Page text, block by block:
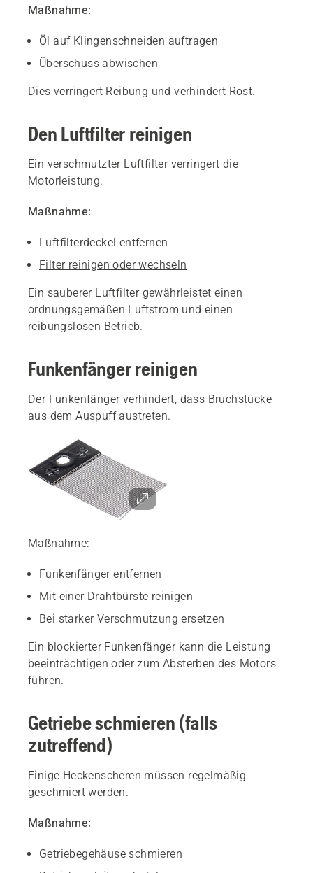
Maßnahme:
Öl auf Klingenschneiden auftragen
Überschuss abwischen
Dies verringert Reibung und verhindert Rost.
Den Luftfilter reinigen
Ein verschmutzter Luftfilter verringert die
Motorleistung.
Maßnahme:
Luftfilterdeckel entfernen
Filter reinigen oder wechseln
Ein sauberer Luftfilter gewährleistet einen
ordnungsgemäßen Luftstrom und einen
reibungslosen Betrieb.
Funkenfänger reinigen
Der Funkenfänger verhindert, dass Bruchstücke
aus dem Auspuff austreten.
Maßnahme:
Funkenfänger entfernen
Mit einer Drahtbürste reinigen
Bei starker Verschmutzung ersetzen
Ein blockierter Funkenfänger kann die Leistung
beeinträchtigen oder zum Absterben des Motors
führen.
Getriebe schmieren (falls
zutreffend)
Einige Heckenscheren müssen regelmäßig
geschmiert werden.
Maßnahme:
Getriebegehäuse schmieren